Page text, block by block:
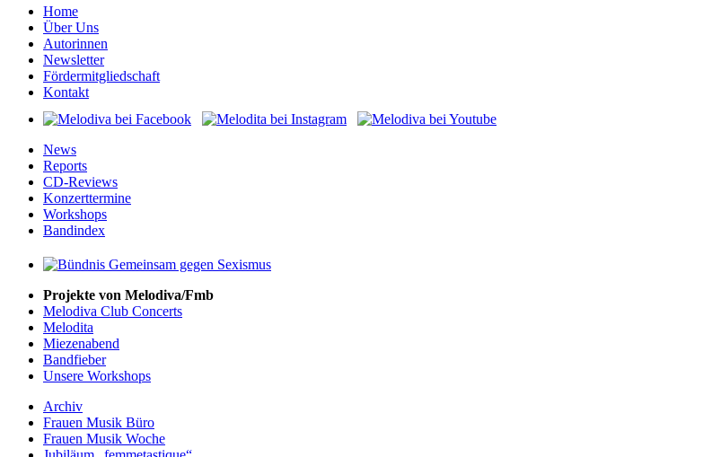
Home
Über Uns
Autorinnen
Newsletter
Fördermitgliedschaft
Kontakt
News
Reports
CD-Reviews
Konzerttermine
Workshops
Bandindex
Projekte von Melodiva/Fmb
Melodiva Club Concerts
Melodita
Miezenabend
Bandfieber
Unsere Workshops
Archiv
Frauen Musik Büro
Frauen Musik Woche